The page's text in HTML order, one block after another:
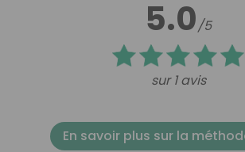
5.0/5
sur 1 avis
En savoir plus sur la